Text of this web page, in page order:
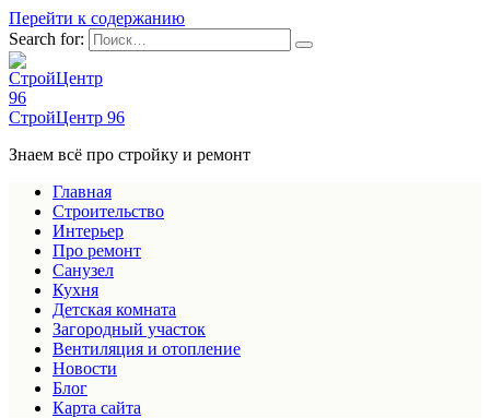
Перейти к содержанию
Search for:
СтройЦентр 96
Знаем всё про стройку и ремонт
Главная
Строительство
Интерьер
Про ремонт
Санузел
Кухня
Детская комната
Загородный участок
Вентиляция и отопление
Новости
Блог
Карта сайта